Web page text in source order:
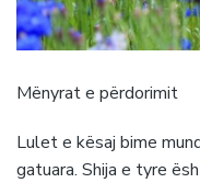
Mënyrat e përdorimit
Lulet e kësaj bime
gatuara. Shija e tyre